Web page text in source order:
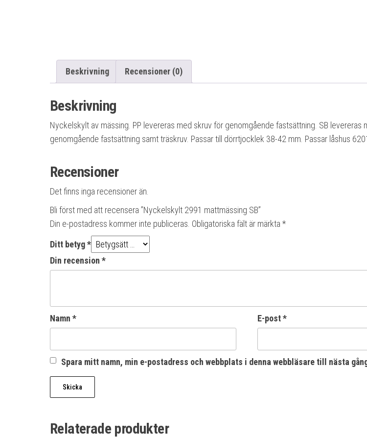
Beskrivning Recensioner (0)
Beskrivning
Nyckelskylt av mässing. PP levereras med skruv för genomgående fastsättning. SB levereras
genomgående fastsättning samt träskruv. Passar till dörrtjocklek 38-42 mm. Passar låshus
Recensioner
Det finns inga recensioner än.
Bli först med att recensera ”Nyckelskylt 2991 mattmässing SB”
Din e-postadress kommer inte publiceras. Obligatoriska fält är märkta *
Ditt betyg*
Din recension *
Namn * E-post*
Spara mitt namn, min e-postadress och webbplats i denna webbläsare till nästa
Relaterade produkter